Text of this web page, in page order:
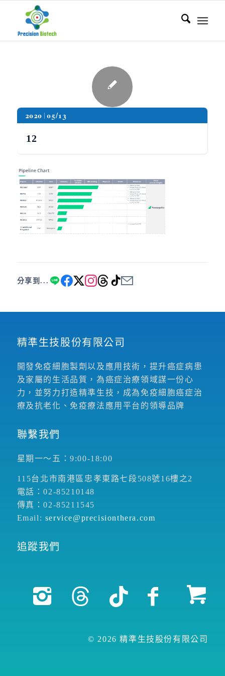
2020 05/13
12
分享到...
精準生技股份有限公司
開發免疫細胞製劑以及應用技術，提升癌症病患
及家屬的生活品質，為癌症治療領域謀一份心
力，並努力打造精準生技，成為免疫細胞癌症治
療及抗老化、免疫療法應用平台的領導品牌
聯繫我們
星期一～五：9:00-18:00
115台北市南港區忠孝東路七段508號16樓之2
電話：02-85210148
傳真：02-85211545
Email: service@precisionthera.com
追蹤我們
© 2026 精準生技股份有限公司